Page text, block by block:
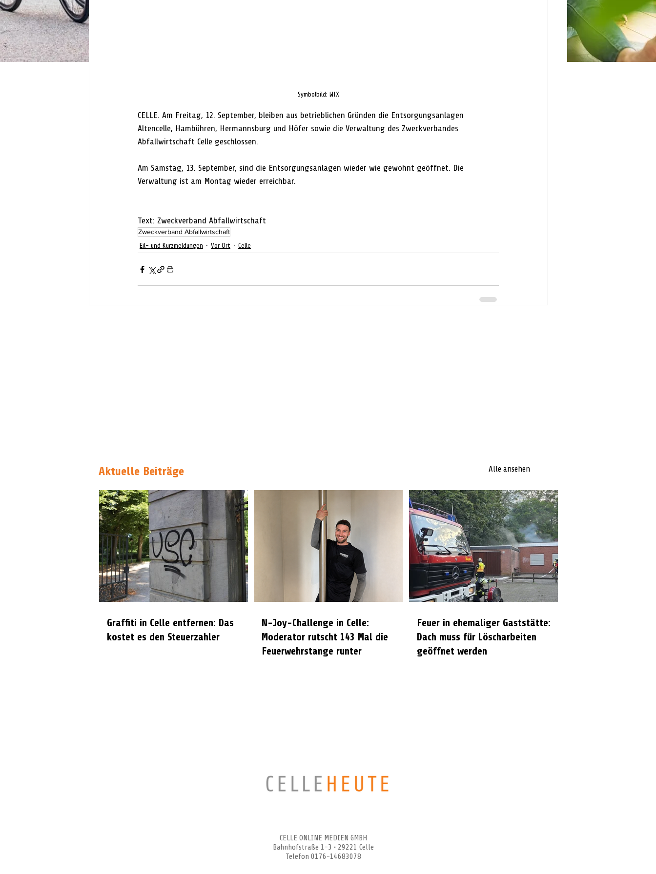
Symbolbild: WIX
CELLE. Am Freitag, 12. September, bleiben aus betrieblichen Gründen die Entsorgungsanlagen
Altencelle, Hambühren, Hermannsburg und Höfer sowie die Verwaltung des Zweckverbandes
Abfallwirtschaft Celle geschlossen.
Am Samstag, 13. September, sind die Entsorgungsanlagen wieder wie gewohnt geöffnet. Die
Verwaltung ist am Montag wieder erreichbar.
Text: Zweckverband Abfallwirtschaft
Zweckverband Abfallwirtschaft
Eil- und Kurzmeldungen Vor Ort Celle
Aktuelle Beiträge Alle ansehen
Graffiti in Celle entfernen: Das
kostet es den Steuerzahler
N-Joy-Challenge in Celle:
Moderator rutscht 143 Mal die
Feuerwehrstange runter
Feuer in ehemaliger Gaststätte:
Dach muss für Löscharbeiten
geöffnet werden
CELLE ONLINE MEDIEN GMBH
Bahnhofstraße 1-3 • 29221 Celle
Telefon 0176-14683078